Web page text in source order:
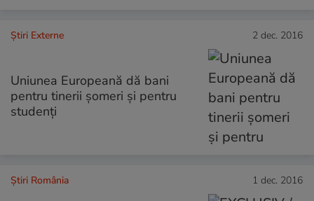
Știri Externe 2 dec. 2016
Uniunea Europeană dă bani
pentru tinerii șomeri și pentru
studenți
Știri România 1 dec. 2016